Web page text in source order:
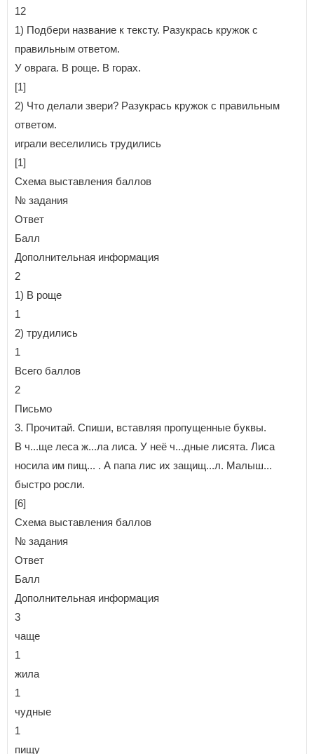
12
1) Подбери название к тексту. Разукрась кружок с
правильным ответом.
У оврага. В роще. В горах.
[1]
2) Что делали звери? Разукрась кружок с правильным
ответом.
играли веселились трудились
[1]
Схема выставления баллов
№ задания
Ответ
Балл
Дополнительная информация
2
1) В роще
1
2) трудились
1
Всего баллов
2
Письмо
3. Прочитай. Спиши, вставляя пропущенные буквы.
В ч...ще леса ж...ла лиса. У неё ч...дные лисята. Лиса
носила им пищ... . А папа лис их защищ...л. Малыш...
быстро росли.
[6]
Схема выставления баллов
№ задания
Ответ
Балл
Дополнительная информация
3
чаще
1
жила
1
чудные
1
пищу